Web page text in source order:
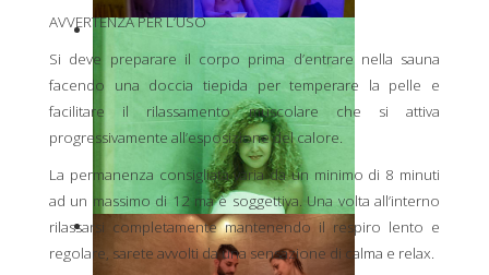
AVVERTENZA PER L’USO
Si deve preparare il corpo prima d’entrare nella sauna
facendo una doccia tiepida per temperare la pelle e
facilitare il rilassamento muscolare che si attiva
progressivamente all’esposizione del calore.
La permanenza consigliata varia da un minimo di 8 minuti
ad un massimo di 12 ma è soggettiva. Una volta all’interno
rilassarsi completamente mantenendo il respiro lento e
regolare, sarete avvolti da una sensazione di calma e relax.